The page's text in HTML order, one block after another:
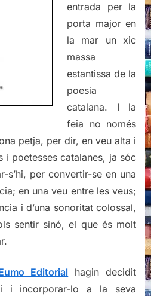
entrada per la
porta major en
la mar un xic
massa
estantissa de la
poesia
catalana. I la
feia no només
petja, per dir, en veu alta i
i poetesses catalanes, ja sóc
s’hi, per convertir-se en una
en una veu entre les veus;
i d’una sonoritat colossal,
sentir sinó, el que és molt
Editorial hagin decidit
i incorporar-lo a la seva